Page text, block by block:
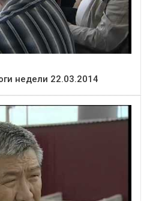
недели 22.03.2014